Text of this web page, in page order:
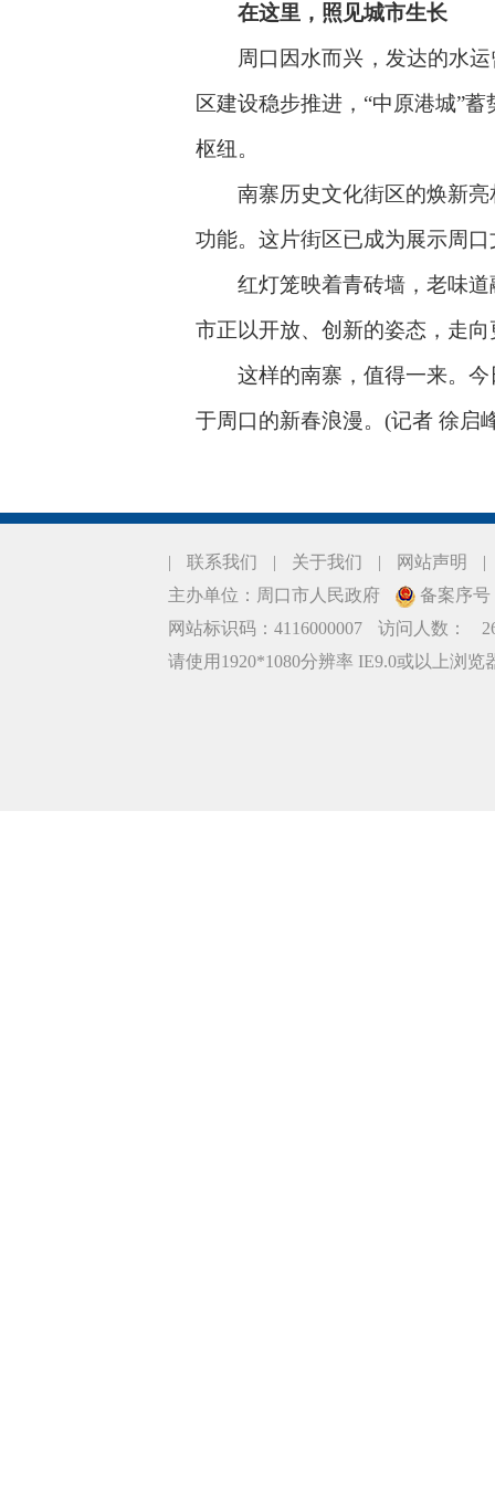
在这里，照见城市生长
周口因水而兴，发达的水运
区建设稳步推进，“中原港城”
枢纽。
南寨历史文化街区的焕新亮
功能。这片街区已成为展示周
红灯笼映着青砖墙，老味道
市正以开放、创新的姿态，走
这样的南寨，值得一来。今
于周口的新春浪漫。(记者 徐启
| 联系我们 | 关于我们 | 网站声明
|
主办单位：周口市人民政府
备案序号
网站标识码：4116000007
访问人数：
请使用1920*1080分辨率 IE9.0或以上浏览